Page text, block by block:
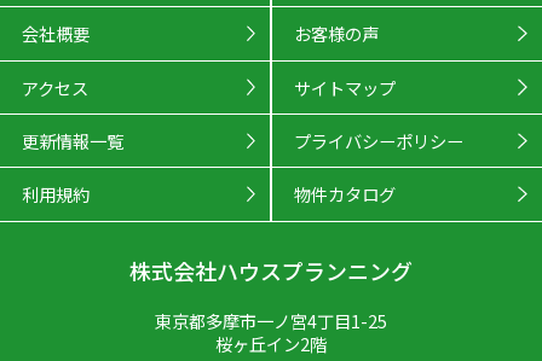
会社概要 お客様の声
アクセス サイトマップ
更新情報一覧 プライバシーポリシー
利用規約 物件カタログ
株式会社ハウスプランニング
東京都多摩市一ノ宮4丁目1-25
桜ヶ丘イン2階